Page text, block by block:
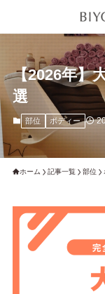
【2026年】
選
部位 ボディー
ホーム 記事一覧 部位